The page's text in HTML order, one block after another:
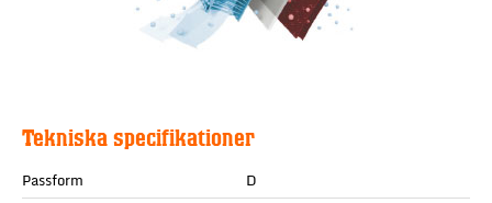
Tekniska specifikationer
Passform
D